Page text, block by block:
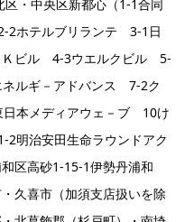
・中央区新都心（1-1合同
ホテルブリランテ 3-1日
ビル 4-3ウエルクビル 5-
ルギ－アドバンス 7-2ク
本メディアウェ－ブ 10け
治安田生命ラウンドアク
区高砂1-15-1伊勢丹浦和
久喜市（加須支店扱いを除